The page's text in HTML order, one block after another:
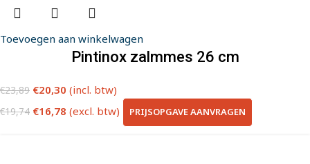
Toevoegen aan winkelwagen
Pintinox zalmmes 26 cm
€23,89 €20,30 (incl. btw)
€19,74 €16,78 (excl. btw) PRIJSOPGAVE AANVRAGEN